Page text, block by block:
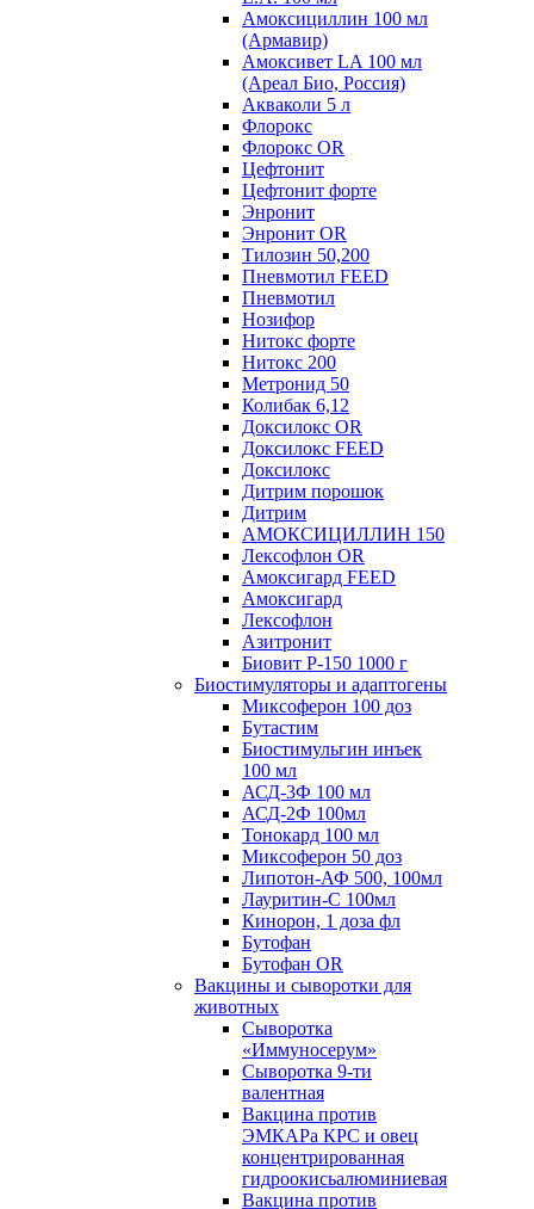
Амоксициллин 100 мл
(Армавир)
Амоксивет LA 100 мл
(Ареал Био, Россия)
Акваколи 5 л
Флорокс
Флорокс OR
Цефтонит
Цефтонит форте
Энронит
Энронит OR
Тилозин 50,200
Пневмотил FEED
Пневмотил
Нозифор
Нитокс форте
Нитокс 200
Метронид 50
Колибак 6,12
Доксилокс OR
Доксилокс FEED
Доксилокс
Дитрим порошок
Дитрим
АМОКСИЦИЛЛИН 150
Лексофлон OR
Амоксигард FEED
Амоксигард
Лексофлон
Азитронит
Биовит Р-150 1000 г
Биостимуляторы и адаптогены
Миксоферон 100 доз
Бутастим
Биостимульгин инъек
100 мл
АСД-3Ф 100 мл
АСД-2Ф 100мл
Тонокард 100 мл
Миксоферон 50 доз
Липотон-АФ 500, 100мл
Лауритин-С 100мл
Кинорон, 1 доза фл
Бутофан
Бутофан OR
Вакцины и сыворотки для
животных
Сыворотка
«Иммуносерум»
Сыворотка 9-ти
валентная
Вакцина против
ЭМКАРа КРС и овец
концентрированная
гидроокисьалюминиевая
Вакцина против